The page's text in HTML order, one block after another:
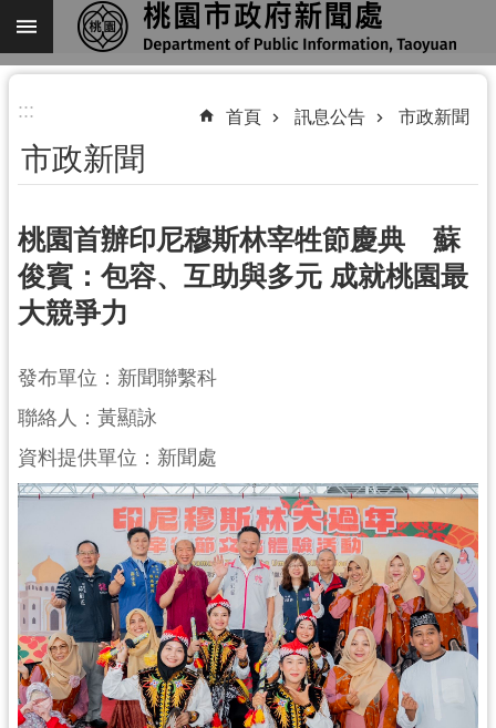
跳到主要內容區塊
進
搜
尋
關
於
們
機
通
訊
業
務
資
訊
訊
息
::: 首頁 訊息公告 市政新聞
市政新聞
桃園首辦印尼穆斯林宰牲節慶典 蘇
俊賓：包容、互助與多元 成就桃園最
大競爭力
發布單位：新聞聯繫科
聯絡人：黃顯詠
資料提供單位：新聞處